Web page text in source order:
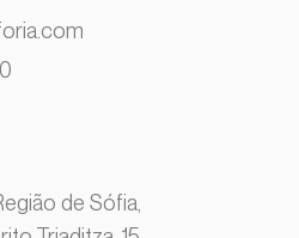
de Sófia,